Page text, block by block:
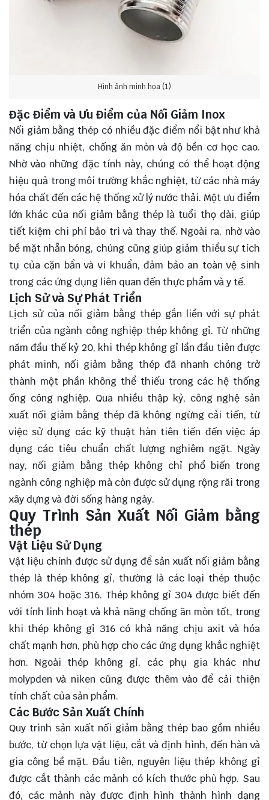
Hình ảnh minh họa (1)
Đặc Điểm và Ưu Điểm của Nối Giảm Inox
Nối giảm bằng thép có nhiều đặc điểm nổi bật như khả
năng chịu nhiệt, chống ăn mòn và độ bền cơ học cao.
Nhờ vào những đặc tính này, chúng có thể hoạt động
hiệu quả trong môi trường khắc nghiệt, từ các nhà máy
hóa chất đến các hệ thống xử lý nước thải. Một ưu điểm
lớn khác của nối giảm bằng thép là tuổi thọ dài, giúp
tiết kiệm chi phí bảo trì và thay thế. Ngoài ra, nhờ vào
bề mặt nhẵn bóng, chúng cũng giúp giảm thiểu sự tích
tụ của cặn bẩn và vi khuẩn, đảm bảo an toàn vệ sinh
trong các ứng dụng liên quan đến thực phẩm và y tế.
Lịch Sử và Sự Phát Triển
Lịch sử của nối giảm bằng thép gắn liền với sự phát
triển của ngành công nghiệp thép không gỉ. Từ những
năm đầu thế kỷ 20, khi thép không gỉ lần đầu tiên được
phát minh, nối giảm bằng thép đã nhanh chóng trở
thành một phần không thể thiếu trong các hệ thống
ống công nghiệp. Qua nhiều thập kỷ, công nghệ sản
xuất nối giảm bằng thép đã không ngừng cải tiến, từ
việc sử dụng các kỹ thuật hàn tiên tiến đến việc áp
dụng các tiêu chuẩn chất lượng nghiêm ngặt. Ngày
nay, nối giảm bằng thép không chỉ phổ biến trong
ngành công nghiệp mà còn được sử dụng rộng rãi trong
xây dựng và đời sống hàng ngày.
Quy Trình Sản Xuất Nối Giảm bằng
thép
Vật Liệu Sử Dụng
Vật liệu chính được sử dụng để sản xuất nối giảm bằng
thép là thép không gỉ, thường là các loại thép thuộc
nhóm 304 hoặc 316. Thép không gỉ 304 được biết đến
với tính linh hoạt và khả năng chống ăn mòn tốt, trong
khi thép không gỉ 316 có khả năng chịu axit và hóa
chất mạnh hơn, phù hợp cho các ứng dụng khắc nghiệt
hơn. Ngoài thép không gỉ, các phụ gia khác như
molypden và niken cũng được thêm vào để cải thiện
tính chất của sản phẩm.
Các Bước Sản Xuất Chính
Quy trình sản xuất nối giảm bằng thép bao gồm nhiều
bước, từ chọn lựa vật liệu, cắt và định hình, đến hàn và
gia công bề mặt. Đầu tiên, nguyên liệu thép không gỉ
được cắt thành các mảnh có kích thước phù hợp. Sau
đó, các mảnh này được định hình thành hình dạng